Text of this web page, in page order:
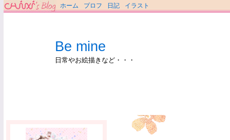
ホーム プロフ 日記 イラスト
Be mine
日常やお絵描きなど・・・